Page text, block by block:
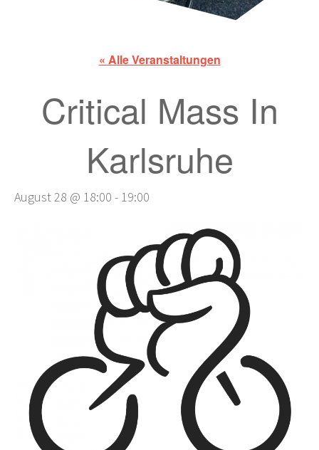
« Alle Veranstaltungen
Critical Mass In
Karlsruhe
August 28 @ 18:00 - 19:00